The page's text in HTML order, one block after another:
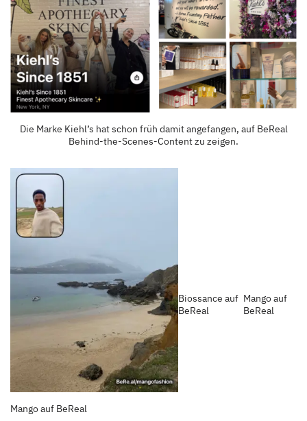
Die Marke Kiehl’s hat schon früh damit angefangen, auf BeReal
Behind-the-Scenes-Content zu zeigen.
Mango auf BeReal
Biossance auf
BeReal
Mango auf
BeReal